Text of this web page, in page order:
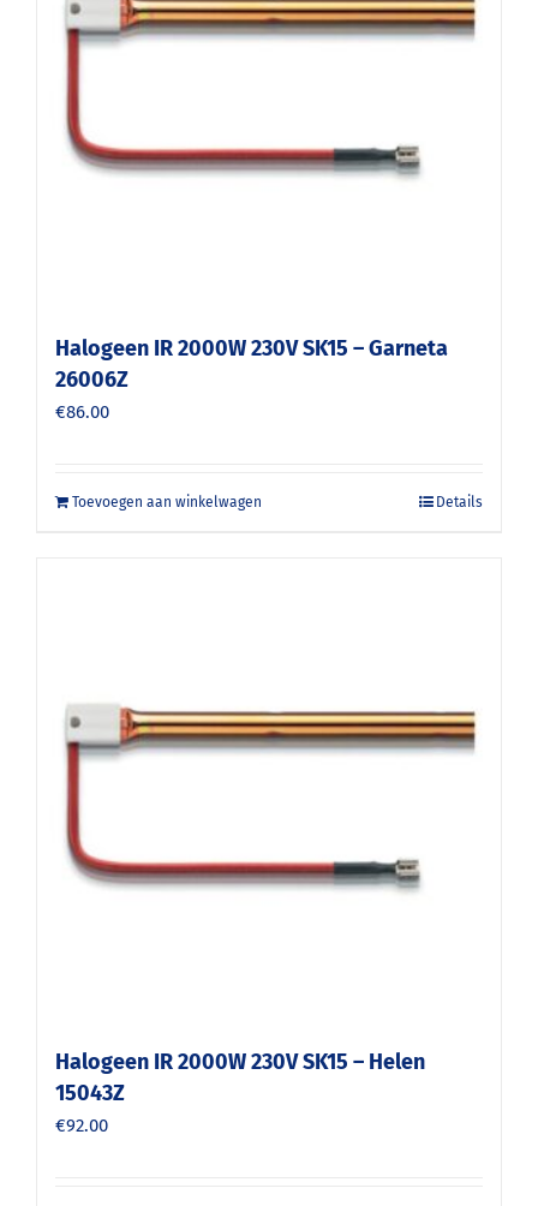
Halogeen IR 2000W 230V SK15 – Garneta
26006Z
€86.00
Toevoegen aan winkelwagen Details
Halogeen IR 2000W 230V SK15 – Helen
15043Z
€92.00